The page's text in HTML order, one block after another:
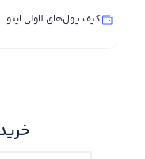
کیف پول‌های لاولی اینو